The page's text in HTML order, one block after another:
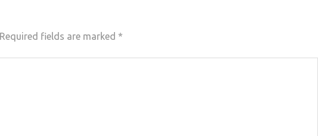
Required fields are marked *